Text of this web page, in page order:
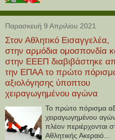
Παρασκευή 9 Απριλίου 2021
Στον Αθλητικό Εισαγγελέα,
στην αρμόδια ομοσπονδία
στην ΕΕΕΠ διαβιβάστηκε
την ΕΠΑΑ το πρώτο
αξιολόγησης ύποπτου
χειραγωγημένου αγώνα
Το πρώτο πόρισμα
χειραγωγημένου
πλέον περιέρχονται
Αθλητικής Ακεραιό...